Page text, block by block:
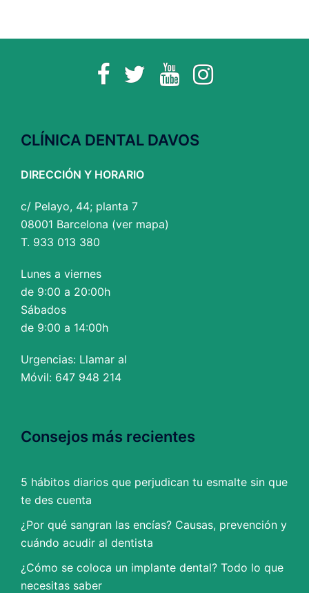
FacebookTwitter YouTubeInstagram
CLÍNICA DENTAL DAVOS
DIRECCIÓN Y HORARIO
c/ Pelayo, 44; planta 7
08001 Barcelona (ver mapa)
T. 933 013 380
Lunes a viernes
de 9:00 a 20:00h
Sábados
de 9:00 a 14:00h
Urgencias: Llamar al
Móvil: 647 948 214
Consejos más recientes
5 hábitos diarios que perjudican tu esmalte sin que
te des cuenta
¿Por qué sangran las encías? Causas, prevención y
cuándo acudir al dentista
¿Cómo se coloca un implante dental? Todo lo que
necesitas saber